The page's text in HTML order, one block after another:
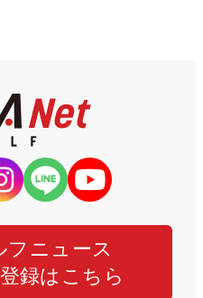
フニュース
録はこちら